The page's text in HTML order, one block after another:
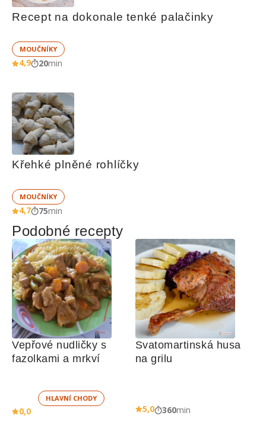
Recept na dokonale tenké palačinky
MOUČNÍKY
4,9 20min
Křehké plněné rohlíčky
MOUČNÍKY
4,7 75min
Podobné recepty
Vepřové nudličky s
fazolkami a mrkví
HLAVNÍ CHODY
0,0
Svatomartinská husa
na grilu
5,0 360min